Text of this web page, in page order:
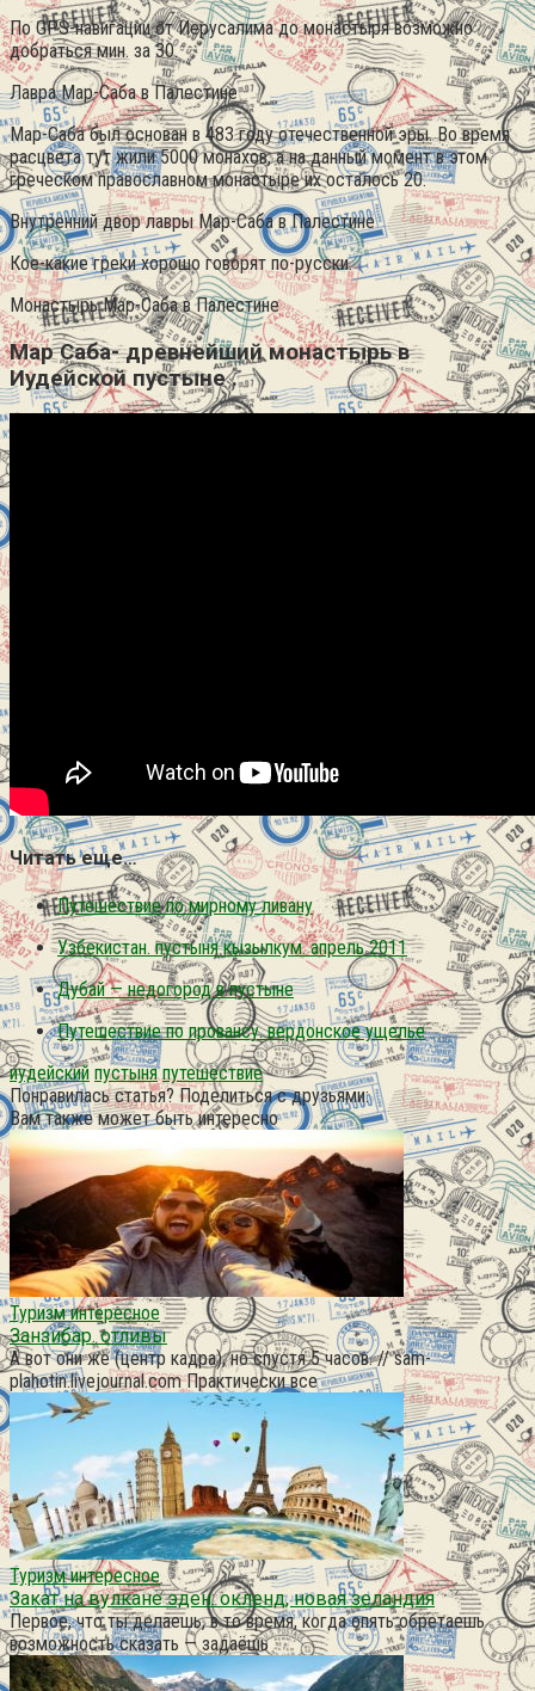
По GPS-навигации от Иерусалима до монастыря возможно
добраться мин. за 30.
Лавра Мар-Саба в Палестине
Мар-Саба был основан в 483 году отечественной эры. Во время
расцвета тут жили 5000 монахов, а на данный момент в этом
греческом православном монастыре их осталось 20.
Внутренний двор лавры Мар-Саба в Палестине
Кое-какие греки хорошо говорят по-русски.
Монастырь Мар-Саба в Палестине
Мар Саба- древнейший монастырь в
Иудейской пустыне .
Читать еще…
Путешествие по мирному ливану
Узбекистан. пустыня кызылкум. апрель 2011
Дубай — недогород в пустыне
Путешествие по провансу. вердонское ущелье
иудейский пустыня путешествие
Понравилась статья? Поделиться с друзьями:
Вам также может быть интересно
Туризм интересное
Занзибар. отливы
А вот они же (центр кадра), но спустя 5 часов. // sam-
plahotin.livejournal.com Практически все
Туризм интересное
Закат на вулкане эден. окленд, новая зеландия
Первое, что ты делаешь, в то время, когда опять обретаешь
возможность сказать — задаёшь